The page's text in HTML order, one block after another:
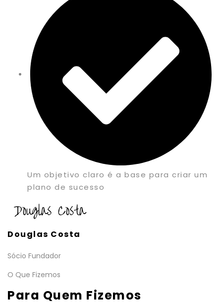
Um objetivo claro é a base para criar um
plano de sucesso
Douglas Costa
Sócio Fundador
O Que Fizemos
Para Quem Fizemos